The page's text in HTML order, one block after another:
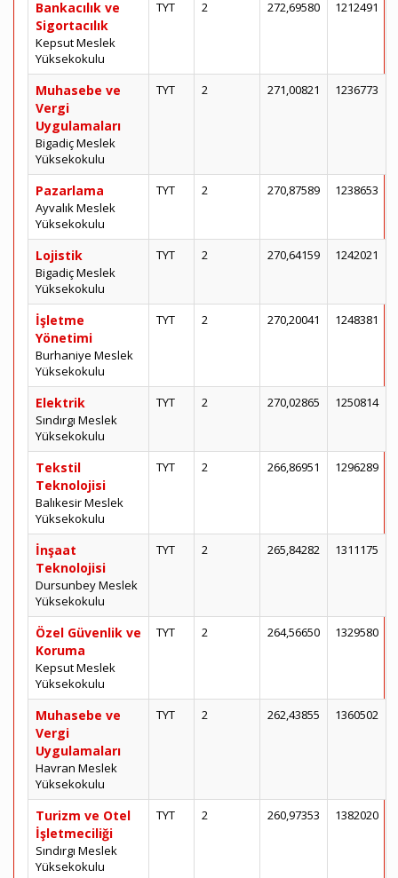
Bankacılık ve
Sigortacılık
Kepsut Meslek
Yüksekokulu
TYT 2 272,69580 1212491
Muhasebe ve
Vergi
Uygulamaları
Bigadiç Meslek
Yüksekokulu
TYT 2 271,00821 1236773
Pazarlama
Ayvalık Meslek
Yüksekokulu
TYT 2 270,87589 1238653
Lojistik
Bigadiç Meslek
Yüksekokulu
TYT 2 270,64159 1242021
İşletme
Yönetimi
Burhaniye Meslek
Yüksekokulu
TYT 2 270,20041 1248381
Elektrik
Sındırgı Meslek
Yüksekokulu
TYT 2 270,02865 1250814
Tekstil
Teknolojisi
Balıkesir Meslek
Yüksekokulu
TYT 2 266,86951 1296289
İnşaat
Teknolojisi
Dursunbey Meslek
Yüksekokulu
TYT 2 265,84282 1311175
Özel Güvenlik ve
Koruma
Kepsut Meslek
Yüksekokulu
TYT 2 264,56650 1329580
Muhasebe ve
Vergi
Uygulamaları
Havran Meslek
Yüksekokulu
TYT 2 262,43855 1360502
Turizm ve Otel
İşletmeciliği
Sındırgı Meslek
Yüksekokulu
TYT 2 260,97353 1382020